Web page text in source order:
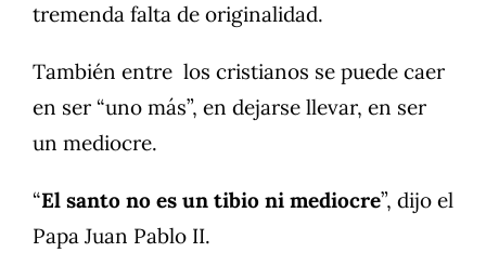
tremenda falta de originalidad.
También entre los cristianos se puede caer
en ser “uno más”, en dejarse llevar, en ser
un mediocre.
“El santo no es un tibio ni mediocre”, dijo el
Papa Juan Pablo II.